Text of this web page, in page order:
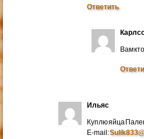
Ответить
Вам
Ильяс
Куплю яйца
E-mail: